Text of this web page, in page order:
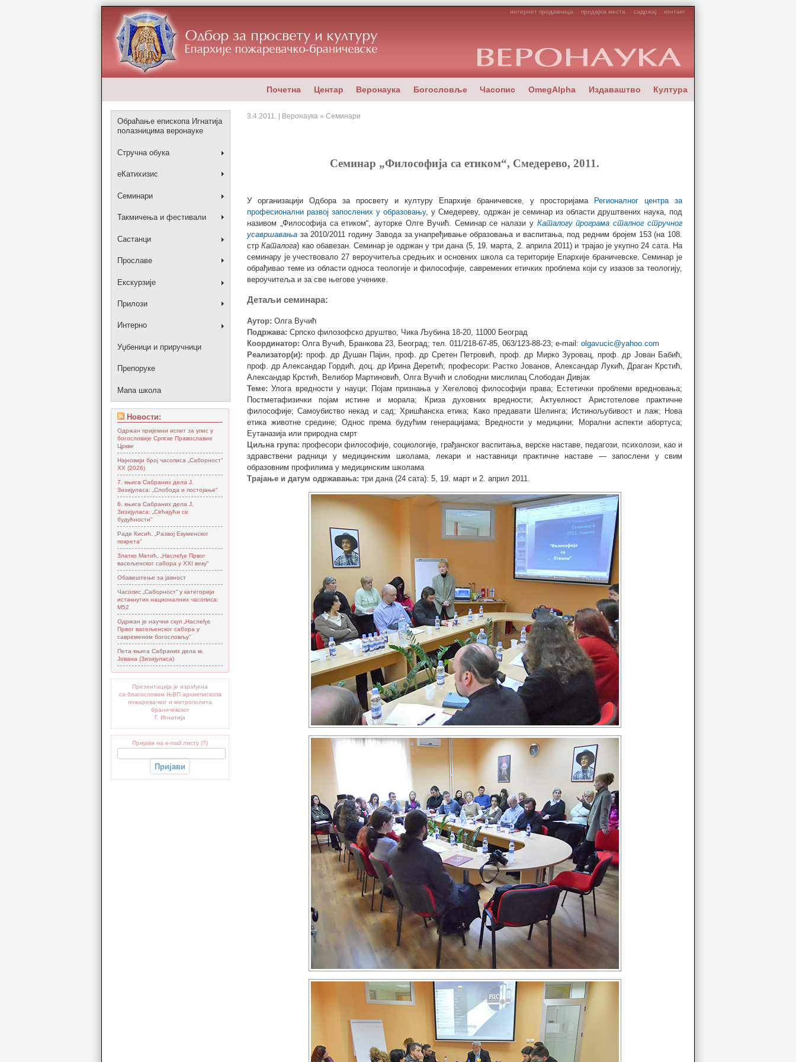
интернет продавница продајна места садржај контакт
Почетна Центар Веронаука Богословље Часопис OmegAlpha Издаваштво Култура
Обраћање епископа Игнатија
полазницима веронауке
Стручна обука
еКатихизис
Семинари
Такмичења и фестивали
Састанци
Прославе
Екскурзије
Прилози
Интерно
Уџбеници и приручници
Препоруке
Мапа школа
Новости:
Одржан пријемни испит за упис у
богословије Српске Православне
Цркве
Најновији број часописа „Саборност“
XX (2026)
7. књига Сабраних дела Ј.
Зизијуласа: „Слобода и постојање“
6. књига Сабраних дела Ј.
Зизијуласа: „Сећајући се
будућности“
Раде Кисић, „Развој Екуменског
покрета“
Златко Матић, „Наслеђе Првог
васељенског сабора у XXI веку“
Обавештење за јавност
Часопис „Саборност“ у категорији
истакнутих националних часописа:
М52
Одржан је научни скуп „Наслеђе
Првог васељенског сабора у
савременом богословљу“
Пета књига Сабраних дела м.
Јована (Зизијуласа)
Презентација је израђена
са благословом ЊВП архиепископа
пожаревачког и митрополита
браничевског
Г. Игнатија
Пријава на e-mail листу (?)
3.4.2011. | Веронаука » Семинари
Семинар „Философија са етиком“, Смедерево, 2011.
У организацији Одбора за просвету и културу Епархије браничевске, у просторијама Регионалног центра за
професионални развој запослених у образовању, у Смедереву, одржан је семинар из области друштвених наука, под
називом „Философија са етиком“, ауторке Олге Вучић. Семинар се налази у Каталогу програма сталног стручног
усавршавања за 2010/2011 годину Завода за унапређивање образовања и васпитања, под редним бројем 153 (на 108.
стрКаталога) као обавезан. Семинар је одржан у три дана (5, 19. марта, 2. априла 2011) и трајао је укупно 24 сата. На
семинару је учествовало 27 вероучитеља средњих и основних школа са територије Епархије браничевске. Семинар је
обрађивао теме из области односа теологије и философије, савремених етичких проблема који су изазов за теологију,
вероучитеља и за све његове ученике.
Детаљи семинара:
Аутор: Олга Вучић
Подржава: Српско филозофско друштво, Чика Љубина 18-20, 11000 Београд
Координатор: Олга Вучић, Бранкова 23, Београд; тел. 011/218-67-85, 063/123-88-23; e-mail: olgavucic@yahoo.com
Реализатор(и): проф. др Душан Пајин, проф. др Сретен Петровић, проф. др Мирко Зуровац, проф. др Јован Бабић,
проф. др Александар Гордић, доц. др Ирина Деретић; професори: Растко Јованов, Александар Лукић, Драган Крстић,
Александар Крстић, Велибор Мартиновић, Олга Вучић и слободни мислилац Слободан Дивјак
Теме: Улога вредности у науци; Појам признања у Хегеловој философији права; Естетички проблеми вредновања;
Постметафизички појам истине и морала; Криза духовних вредности; Актуелност Аристотелове практичне
философије; Самоубиство некад и сад; Хришћанска етика; Како предавати Шелинга; Истинољубивост и лаж; Нова
етика животне средине; Однос према будућим генерацијама; Вредности у медицини; Морални аспекти абортуса;
Еутаназија или природна смрт
Циљна група: професори философије, социологије, грађанског васпитања, верске наставе, педагози, психолози, као и
здравствени радници у медицинским школама, лекари и наставници практичне наставе — запослени у свим
образовним профилима у медицинским школама
Трајање и датум одржавања: три дана (24 сата): 5, 19. март и 2. април 2011.